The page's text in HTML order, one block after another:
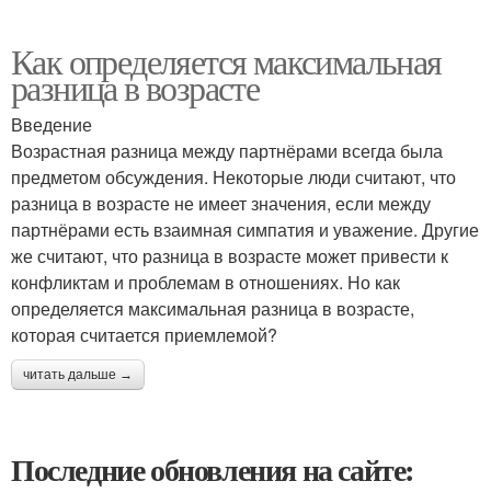
Как определяется максимальная
разница в возрасте
Введение
Возрастная разница между партнёрами всегда была
предметом обсуждения. Некоторые люди считают, что
разница в возрасте не имеет значения, если между
партнёрами есть взаимная симпатия и уважение. Другие
же считают, что разница в возрасте может привести к
конфликтам и проблемам в отношениях. Но как
определяется максимальная разница в возрасте,
которая считается приемлемой?
читать дальше →
Последние обновления на сайте: